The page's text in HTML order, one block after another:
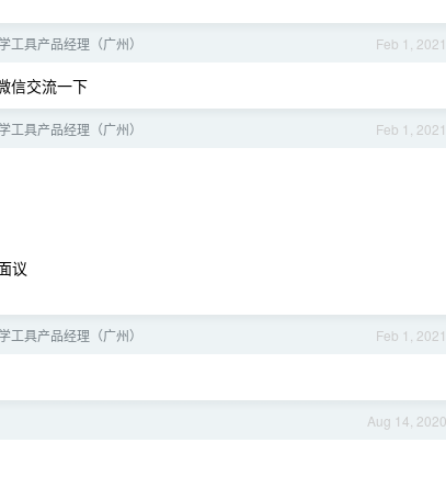
Feb 1, 2021
工具产品经理（广州）
信交流一下
Feb 1, 2021
工具产品经理（广州）
议
Feb 1, 2021
工具产品经理（广州）
Aug 14, 2020